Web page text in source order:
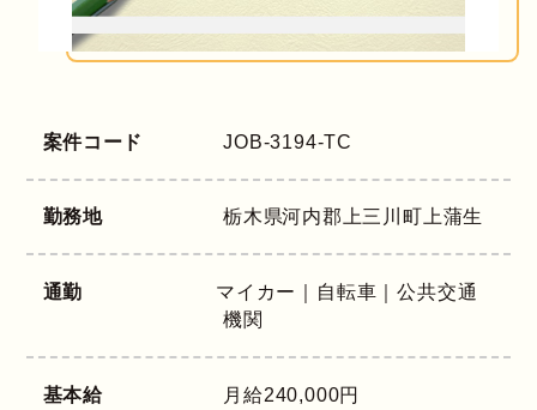
案件コード JOB-3194-TC
勤務地 栃木県河内郡上三川町上蒲生
通勤
マイカー｜自転車｜公共交通
機関
基本給
月給240,000円